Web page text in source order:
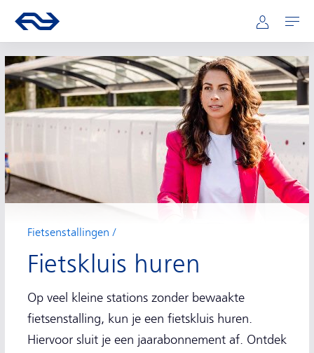
Hoofdnavigatie
Ga naar de homepage van ns.nl Mijn NS
Openen
Fietsenstallingen
Fietskluis huren
Op veel kleine stations zonder bewaakte
fietsenstalling, kun je een fietskluis huren.
Hiervoor sluit je een jaarabonnement af. Ontdek